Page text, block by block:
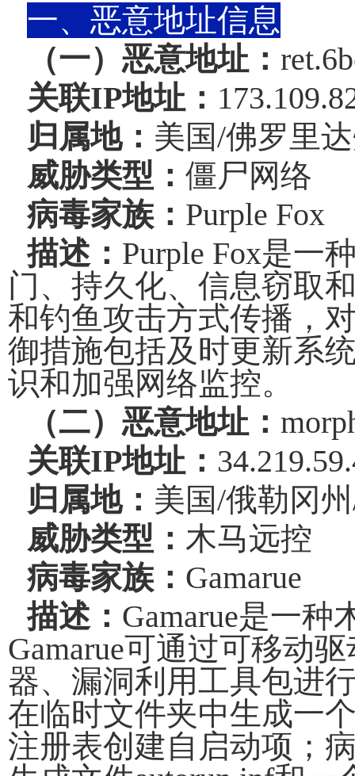
一、恶意地址信息
（一）恶意地址：
关联IP地址：
归属地： 美国/佛罗里
威胁类型： 僵尸网络
病毒家族： Purple Fox
描述： Purple Fox是一
门、持久化、信息窃取
和钓鱼攻击方式传播，
御措施包括及时更新系
识和加强网络监控。
（二）恶意地址：
关联IP地址：
归属地： 美国/俄勒冈州
威胁类型： 木马远控
病毒家族： Gamarue
描述： Gamarue是一种
Gamarue可通过可移动
器、漏洞利用工具包进
在临时文件夹中生成一
注册表创建自启动项；